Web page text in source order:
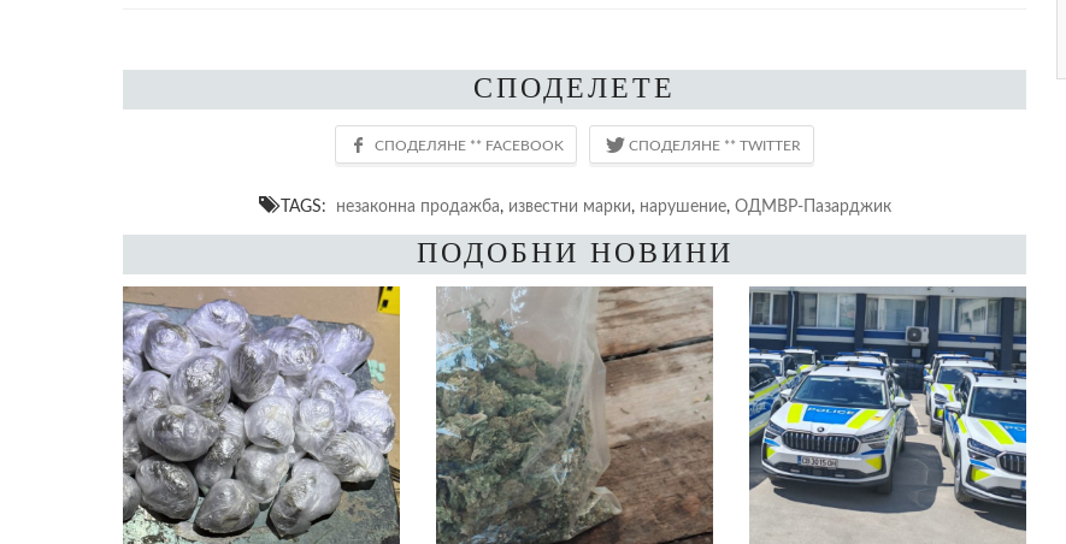
СПОДЕЛЕТЕ
TAGS: незаконна продажба, известни марки, нарушение, ОДМВР-Пазарджик
ПОДОБНИ НОВИНИ